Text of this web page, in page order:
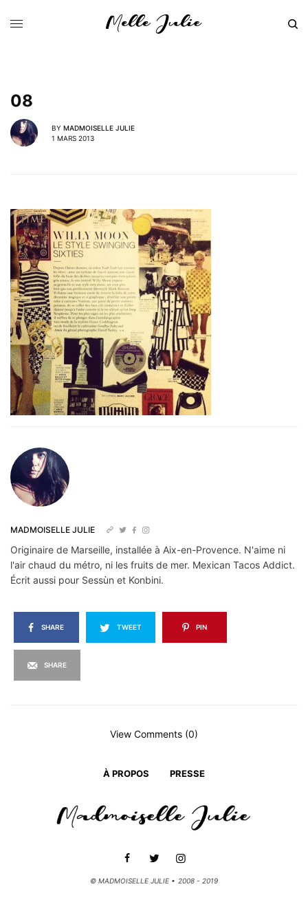
08
BY MADMOISELLE JULIE
1 MARS 2013
MADMOISELLE JULIE
Originaire de Marseille, installée à Aix-en-Provence. N'aime ni
l'air chaud du métro, ni les fruits de mer. Mexican Tacos Addict.
Écrit aussi pour Sessùn et Konbini.
SHARE TWEET PIN
SHARE
View Comments (0)
À PROPOS PRESSE
© MADMOISELLE JULIE • 2008 - 2019